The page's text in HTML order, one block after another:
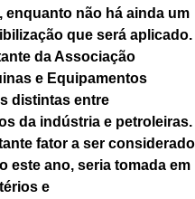
enquanto não há ainda um
que será aplicado.
da Associação
e Equipamentos
distintas entre
da indústria e petroleiras.
fator a ser considerado
este ano, seria tomada em
e